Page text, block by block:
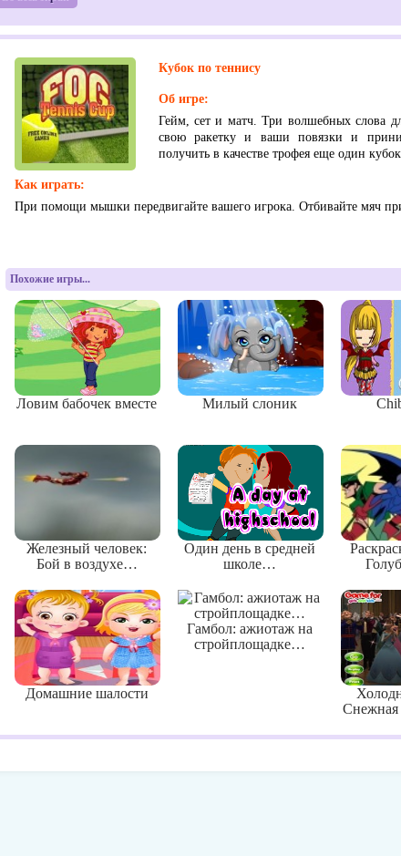
Кубок по теннису
Об игре:
Гейм, сет и матч. Три волшебных слова
свою ракетку и ваши повязки и
получить в качестве трофея еще один
Как играть:
При помощи мышки передвигайте вашего игрока. Отбивайте мяч
Похожие игры...
Ловим бабочек вместе Милый слоник
Железный человек:
Бой в воздухе…
Один день в средней
школе…
Домашние шалости
Гамбол: ажиотаж на
стройплощадке…